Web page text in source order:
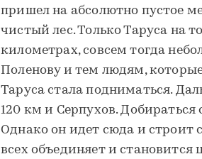
пришел на абсолютно пустое
чистый лес. Только Таруса на
километрах, совсем тогда
Поленову и тем людям,
Таруса стала подниматься.
120 км и Серпухов.
Однако он идет сюда и строит
всех объединяет и становится